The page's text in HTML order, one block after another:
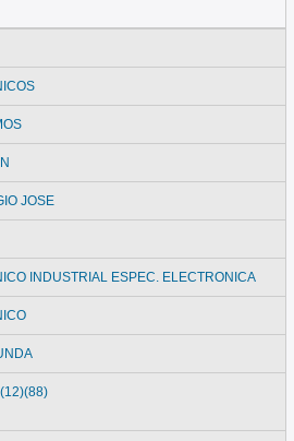
JOSE
INDUSTRIAL ESPEC. ELECTRONICA